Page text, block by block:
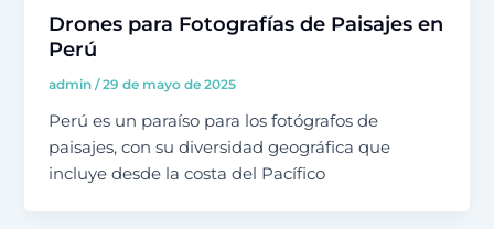
Drones para Fotografías de Paisajes en
Perú
admin/29 de mayo de 2025
Perú es un paraíso para los fotógrafos de
paisajes, con su diversidad geográfica que
incluye desde la costa del Pacífico